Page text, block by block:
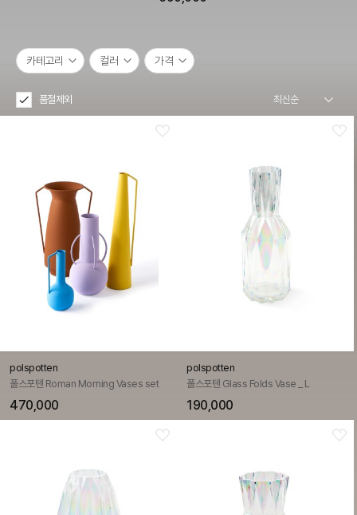
카테고리 컬러 가격
품절제외
polspotten
폴스포텐 Roman Morning Vases set
470,000
polspotten
폴스포텐 Glass Folds Vase _ L
190,000